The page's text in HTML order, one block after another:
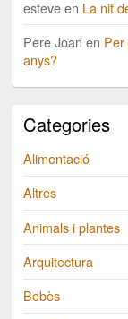
esteveen La nit
Pere Joan en
anys?
Categories
Alimentació
Altres
Animals i plantes
Arquitectura
Bebès